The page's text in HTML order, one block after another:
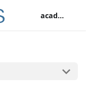
academy